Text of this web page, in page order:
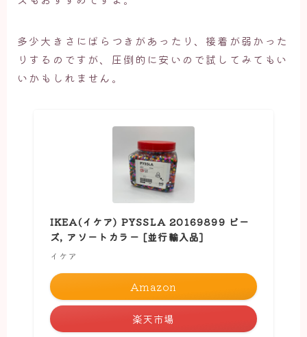
多少大きさにばらつきがあったり、接着が弱かった
りするのですが、圧倒的に安いので試してみてもい
いかもしれません。
IKEA(イケア) PYSSLA 20169899 ビー
ズ, アソートカラー [並行輸入品]
イケア
Amazon
楽天市場